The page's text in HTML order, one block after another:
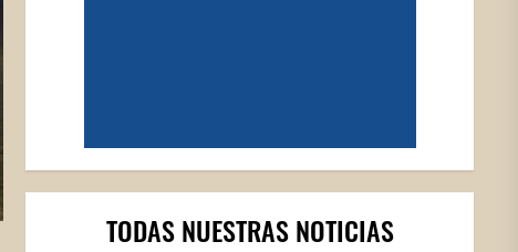
TODAS NUESTRAS NOTICIAS